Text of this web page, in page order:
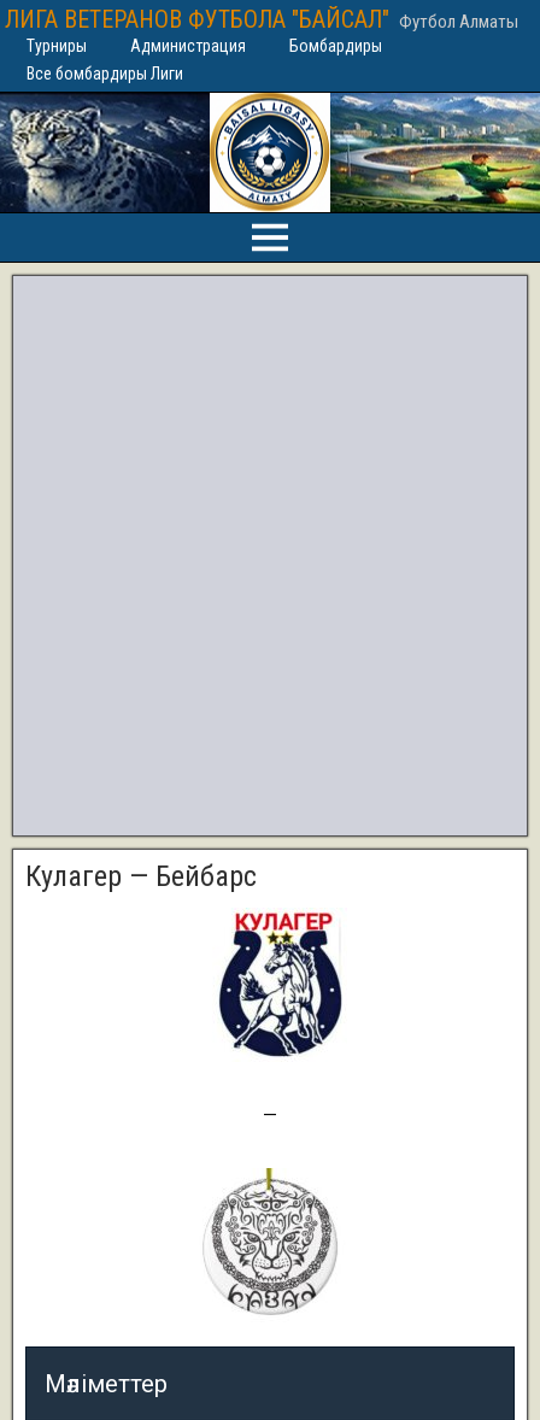
ЛИГА ВЕТЕРАНОВ ФУТБОЛА "БАЙСАЛ" Футбол Алматы
Турниры Администрация
Бомбардиры
Все бомбардиры Лиги
Кулагер — Бейбарс
—
Мәліметтер